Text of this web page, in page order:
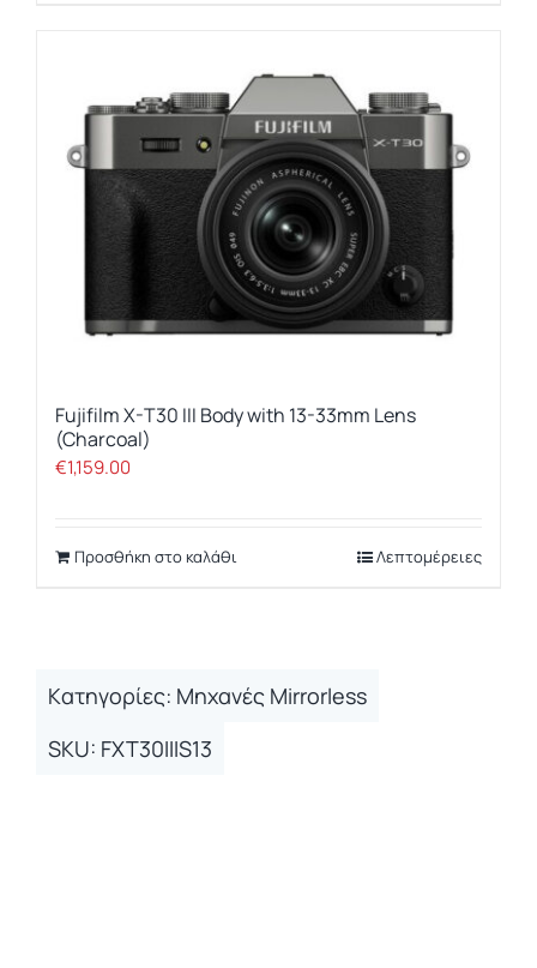
Fujifilm X-T30 III Body with 13-33mm Lens
(Charcoal)
€1,159.00
Προσθήκη στο καλάθι Λεπτομέρειες
Kατηγορίες: Μηχανές Mirrorless
SKU: FXT30IIIS13